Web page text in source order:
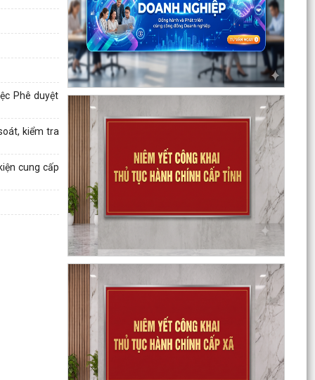
Phê duyệt
kiểm tra
cung cấp
Thông báo về việc công bố công khai và cung
cấp kết quả thống kê diện tích đất đai năm 2025
Triển khai thực hiện quy định tại Nghị định số
50/2026/NĐ-CP ngày 31/01/2026 của Chính
phủ theo...
Công văn 2843 về việc triển khai thực hiện Quyết
định số 2843/QĐ-UBND ngày 23/7/2026 của Uỷ
ban...
Triển khai, thực hiện ý kiến chỉ đạo của Ban
Thường vụ Thành ủy tại Thông báo số 485-
TB/TU, ngày...
Công bố công khai danh mục thủ tục hành
chính đủ điều kiện cung cấp dịch vụ công trực
tuyến và thủ...
Thông báo Ban hành bổ sung, sửa đổi mã định
danh cho các cơ quan, đơn vị hành chính nhà
nước trên...
Triển khai Nghị định số 294/2026/NĐ-CP, Nghị
định số 295/2026/NĐ-CP và Nghị định số
296/2026/NĐ-CP...